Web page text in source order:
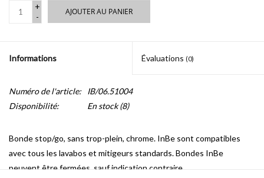
+
-
AJOUTER AU PANIER
Informations Évaluations (0)
Numéro de l'article:
IB/06.51004
Disponibilité:
En stock(8)
Bonde stop/go, sans trop-plein, chrome. InBe sont compatibles
avec tous les lavabos et mitigeurs standards. Bondes InBe
peuvent être fermées, sauf indication contraire.